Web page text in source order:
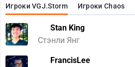
Игроки VGJ.Storm Игроки Chaos
Stan King
Стэнли Янг
FrancisLee